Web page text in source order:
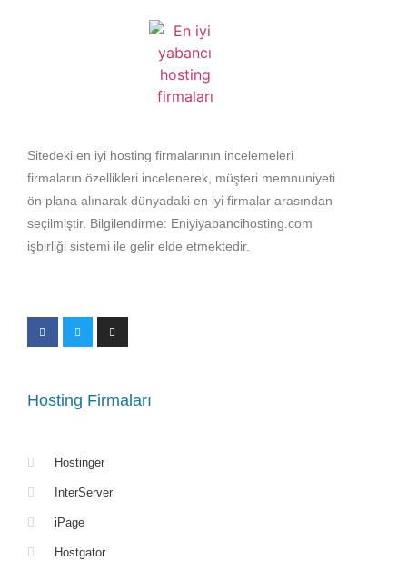
Sitedeki en iyi hosting firmalarının incelemeleri
firmaların özellikleri incelenerek, müşteri memnuniyeti
ön plana alınarak dünyadaki en iyi firmalar arasından
seçilmiştir. Bilgilendirme: Eniyiyabancihosting.com
işbirliği sistemi ile gelir elde etmektedir.
Hosting Firmaları
Hostinger
InterServer
iPage
Hostgator